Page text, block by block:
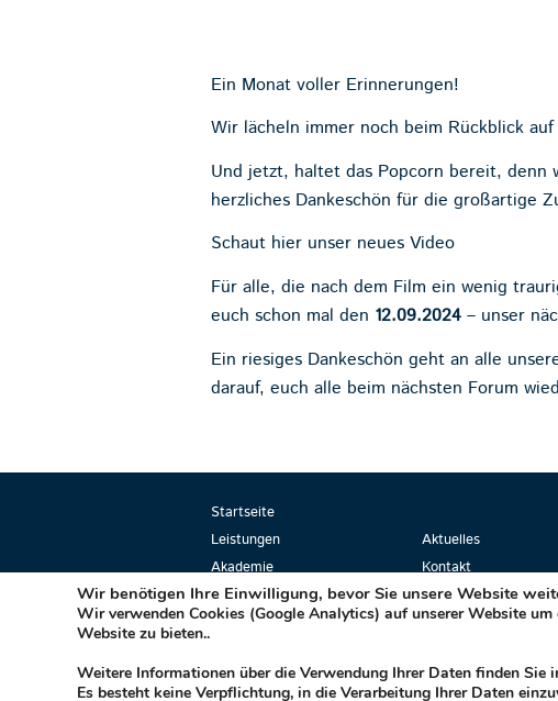
Ein Monat voller Erinnerungen!
Wir lächeln immer noch beim Rückblick
Und jetzt, haltet das Popcorn bereit,
herzliches Dankeschön für die großartige
Schaut hier unser neues Video
Für alle, die nach dem Film ein wenig
euch schon mal den 12.09.2024 – unser
Ein riesiges Dankeschön geht an alle
darauf, euch alle beim nächsten Forum
Startseite
Leistungen
Akademie
Projekte
Über uns
Aktuelles
Kontakt
Infothek
Mplus Management GmbH
Wir benötigen Ihre Einwilligung, bevor Sie unsere Website
Wir verwenden Cookies (Google Analytics) auf unserer Website
Website zu bieten..
Weitere Informationen über die Verwendung Ihrer Daten finden Sie
Es besteht keine Verpflichtung, in die Verarbeitung Ihrer Daten